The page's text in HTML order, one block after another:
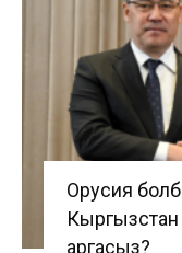
Орусия
Кыргызстан
аргасыз?